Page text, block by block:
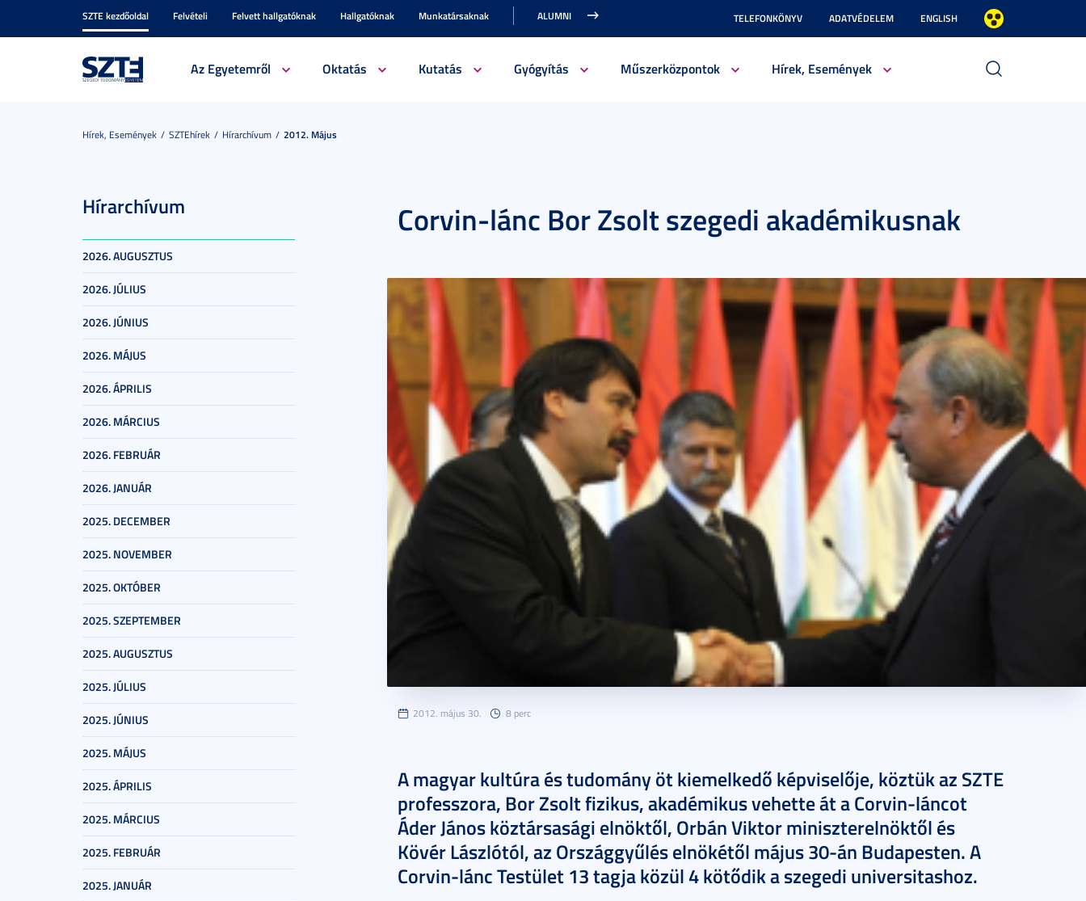
SZTE kezdőoldal Felvételi Felvett hallgatóknak Hallgatóknak Munkatársaknak ALUMNI TELEFONKÖNYV ADATVÉDELEM ENGLISH
Az Egyetemről Oktatás Kutatás Gyógyítás Műszerközpontok Hírek, Események
Hírek, Események SZTEhírek Hírarchívum 2012. Május
Hírarchívum
2026. AUGUSZTUS
2026. JÚLIUS
2026. JÚNIUS
2026. MÁJUS
2026. ÁPRILIS
2026. MÁRCIUS
2026. FEBRUÁR
2026. JANUÁR
2025. DECEMBER
2025. NOVEMBER
2025. OKTÓBER
2025. SZEPTEMBER
2025. AUGUSZTUS
2025. JÚLIUS
2025. JÚNIUS
2025. MÁJUS
2025. ÁPRILIS
2025. MÁRCIUS
2025. FEBRUÁR
2025. JANUÁR
Corvin-lánc Bor Zsolt szegedi akadémikusnak
2012. május 30. 8 perc
A magyar kultúra és tudomány öt kiemelkedő képviselője, köztük az SZTE
professzora, Bor Zsolt fizikus, akadémikus vehette át a Corvin-láncot
Áder János köztársasági elnöktől, Orbán Viktor miniszterelnöktől és
Kövér Lászlótól, az Országgyűlés elnökétől május 30-án Budapesten. A
Corvin-lánc Testület 13 tagja közül 4 kötődik a szegedi universitashoz.